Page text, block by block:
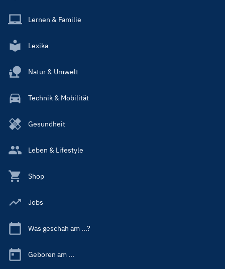
Lernen & Familie
Lexika
Natur & Umwelt
Technik & Mobilität
Gesundheit
Leben & Lifestyle
Shop
Jobs
Was geschah am ...?
Geboren am ...